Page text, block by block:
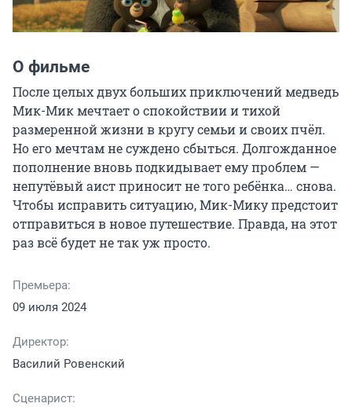
О фильме
После целых двух больших приключений медведь
Мик-Мик мечтает о спокойствии и тихой
размеренной жизни в кругу семьи и своих пчёл.
Но его мечтам не суждено сбыться. Долгожданное
пополнение вновь подкидывает ему проблем —
непутёвый аист приносит не того ребёнка… снова.
Чтобы исправить ситуацию, Мик-Мику предстоит
отправиться в новое путешествие. Правда, на этот
раз всё будет не так уж просто.
Премьера:
09 июля 2024
Директор:
Василий Ровенский
Сценарист: